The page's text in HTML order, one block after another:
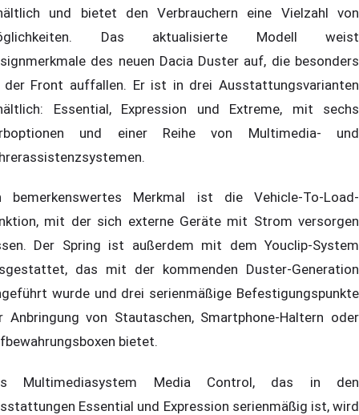
und bietet den Verbrauchern eine Vielzahl von
Das aktualisierte Modell weist
des neuen Dacia Duster auf, die besonders
der Front auffallen. Er ist in drei Ausstattungsvarianten
Essential, Expression und Extreme, mit sechs
und einer Reihe von Multimedia- und
bemerkenswertes Merkmal ist die Vehicle-To-Load-
mit der sich externe Geräte mit Strom versorgen
Der Spring ist außerdem mit dem Youclip-System
das mit der kommenden Duster-Generation
wurde und drei serienmäßige Befestigungspunkte
Anbringung von Stautaschen, Smartphone-Haltern oder
bietet.
Multimediasystem Media Control, das in den
Essential und Expression serienmäßig ist, wird